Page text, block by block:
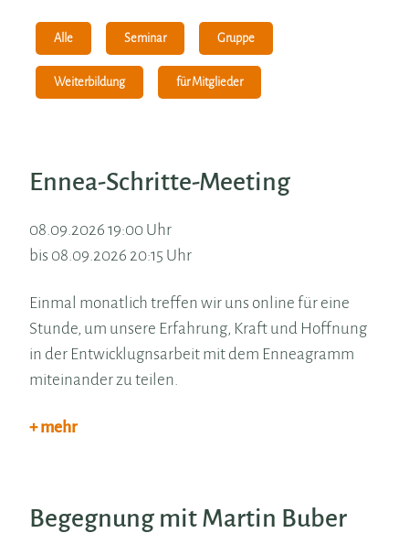
Alle Seminar Gruppe
Weiterbildung für Mitglieder
Ennea-Schritte-Meeting
08.09.2026 19:00 Uhr
bis 08.09.2026 20:15 Uhr
Einmal monatlich treffen wir uns online für eine
Stunde, um unsere Erfahrung, Kraft und Hoffnung
in der Entwicklugnsarbeit mit dem Enneagramm
miteinander zu teilen.
+ mehr
Begegnung mit Martin Buber